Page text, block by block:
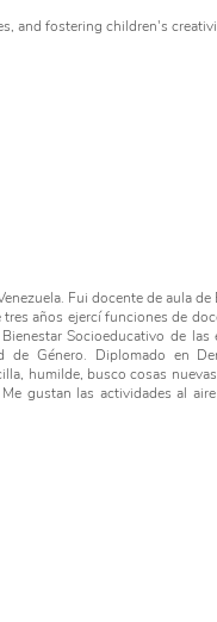
and fostering children's
Fui docente de aula
años ejercí funciones de
Socioeducativo de las
Género. Diplomado en
humilde, busco cosas
gustan las actividades al